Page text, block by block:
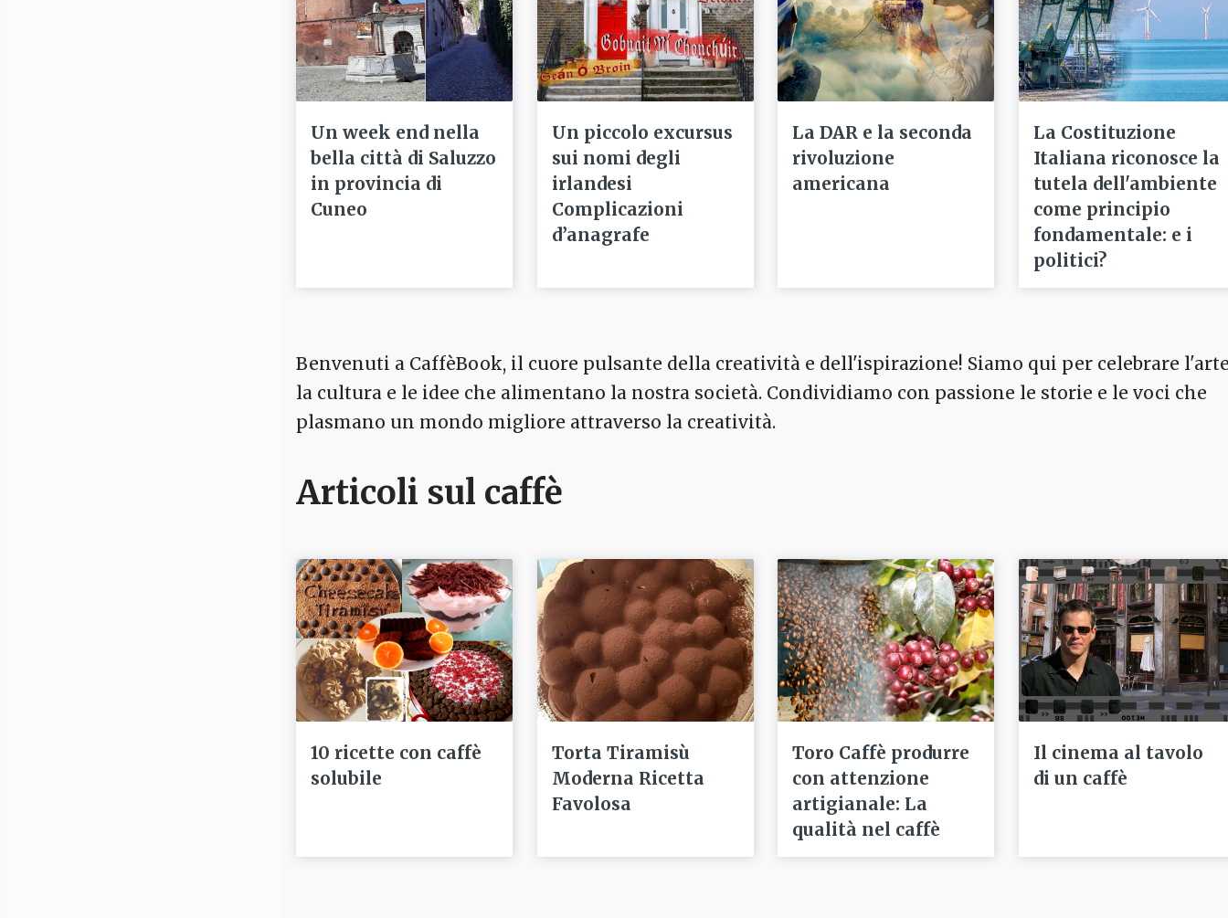
Un week end nella
bella città di Saluzzo
in provincia di
Cuneo
Un piccolo excursus
sui nomi degli
irlandesi
Complicazioni
d’anagrafe
La DAR e la seconda
rivoluzione
americana
La Costituzione
Italiana riconosce la
tutela dell'ambiente
come principio
fondamentale: e i
politici?
Benvenuti a CaffèBook, il cuore pulsante della creatività e dell'ispirazione! Siamo qui per celebrare
la cultura e le idee che alimentano la nostra società. Condividiamo con passione le storie e le voci che
plasmano un mondo migliore attraverso la creatività.
Articoli sul caffè
10 ricette con caffè
solubile
Torta Tiramisù
Moderna Ricetta
Favolosa
Toro Caffè produrre
con attenzione
artigianale: La
qualità nel caffè
Il cinema al tavolo
di un caffè